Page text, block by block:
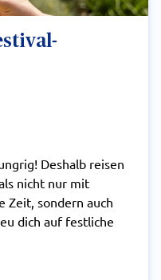
Deshalb reisen
nicht nur mit
Zeit, sondern auch
dich auf festliche